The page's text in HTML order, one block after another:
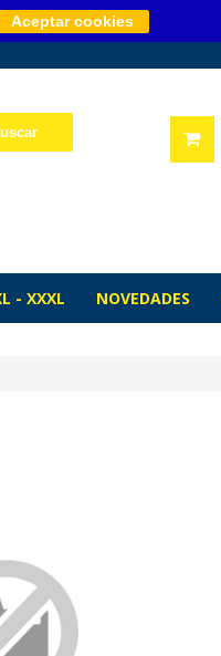
Aceptar cookies
- XXXL NOVEDADES